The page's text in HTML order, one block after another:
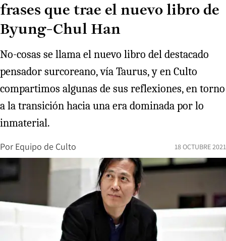
frases que trae el nuevo libro de
Byung-Chul Han
No-cosas se llama el nuevo libro del destacado
pensador surcoreano, vía Taurus, y en Culto
compartimos algunas de sus reflexiones, en torno
a la transición hacia una era dominada por lo
inmaterial.
Por Equipo de Culto 18 OCTUBRE 2021